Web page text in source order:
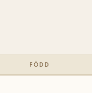
FÖDD